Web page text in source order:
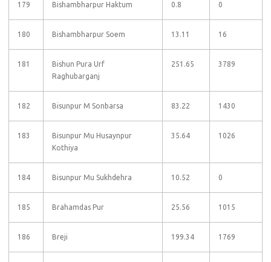
179 Bishambharpur Haktum 0.8 0
180 Bishambharpur Soem 13.11 16
181
Bishun Pura Urf
Raghubarganj
251.65 3789
182 Bisunpur M Sonbarsa 83.22 1430
183
Bisunpur Mu Husaynpur
Kothiya
35.64 1026
184 Bisunpur Mu Sukhdehra 10.52 0
185 Brahamdas Pur 25.56 1015
186 Breji 199.34 1769